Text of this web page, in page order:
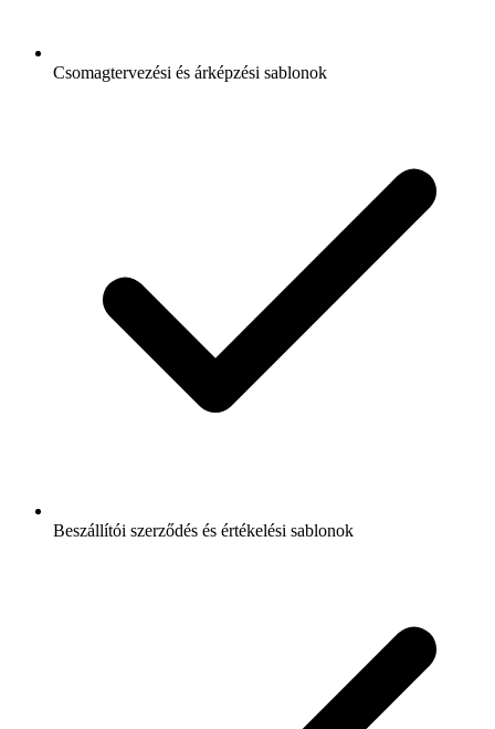
Csomagtervezési és árképzési sablonok
Beszállítói szerződés és értékelési sablonok